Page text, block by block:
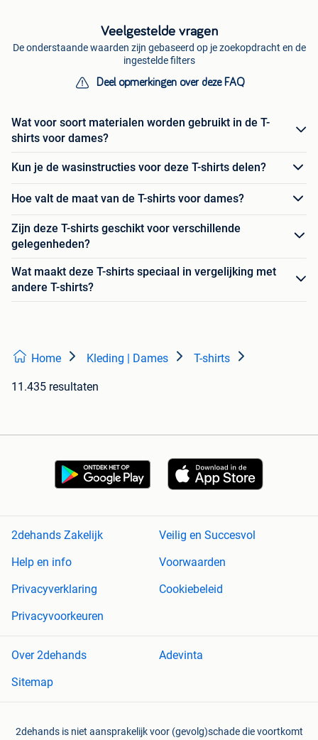
Veelgestelde vragen
De onderstaande waarden zijn gebaseerd op je zoekopdracht en de
ingestelde filters
Deel opmerkingen over deze FAQ
Wat voor soort materialen worden gebruikt in de T-
shirts voor dames?
Kun je de wasinstructies voor deze T-shirts delen?
Hoe valt de maat van de T-shirts voor dames?
Zijn deze T-shirts geschikt voor verschillende
gelegenheden?
Wat maakt deze T-shirts speciaal in vergelijking met
andere T-shirts?
Home Kleding | Dames T-shirts
11.435 resultaten
2dehands Zakelijk
Veilig en Succesvol
Help en info
Voorwaarden
Privacyverklaring
Cookiebeleid
Privacyvoorkeuren
Over 2dehands
Adevinta
Sitemap
2dehands is niet aansprakelijk voor (gevolg)schade die voortkomt